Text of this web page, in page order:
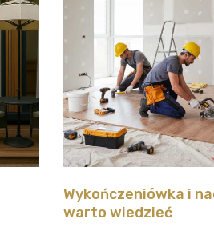
Wykończeniówka i
warto wiedzieć